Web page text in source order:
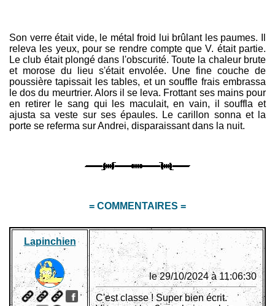
Son verre était vide, le métal froid lui brûlant les paumes. Il
releva les yeux, pour se rendre compte que V. était partie.
Le club était plongé dans l'obscurité. Toute la chaleur brute
et morose du lieu s'était envolée. Une fine couche de
poussière tapissait les tables, et un souffle frais embrassa
le dos du meurtrier. Alors il se leva. Frottant ses mains pour
en retirer le sang qui les maculait, en vain, il souffla et
ajusta sa veste sur ses épaules. Le carillon sonna et la
porte se referma sur Andrei, disparaissant dans la nuit.
= COMMENTAIRES =
Lapinchien
le 29/10/2024 à 11:06:30
C'est classe ! Super bien écrit.